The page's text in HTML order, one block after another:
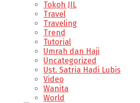
Tokoh JIL
Travel
Traveling
Trend
Tutorial
Umrah dan Haji
Uncategorized
Ust. Satria Hadi Lubis
Video
Wanita
World